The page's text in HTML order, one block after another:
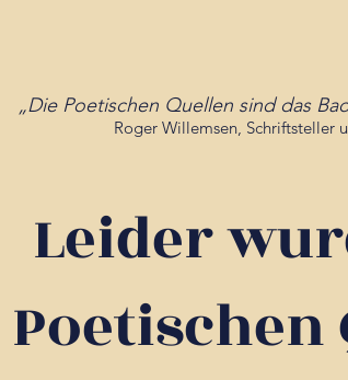
„Die Poetischen Quellen sind das
Roger Willemsen, Schriftsteller
Leider
Poetischen